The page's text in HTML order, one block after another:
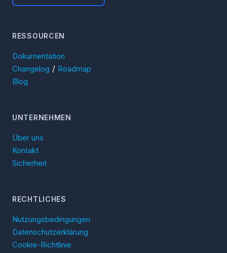
RESSOURCEN
Dokumentation
Changelog / Roadmap
Blog
UNTERNEHMEN
Über uns
Kontakt
Sicherheit
RECHTLICHES
Nutzungsbedingungen
Datenschutzerklärung
Cookie-Richtlinie